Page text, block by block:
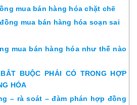
mua bán hàng hóa chặt chẽ
mua bán hàng hóa soạn sai
mua bán hàng hóa như thế nào
BUỘC PHẢI CÓ TRONG HỢP
HÓA
– rà soát – đàm phán hợp đồng